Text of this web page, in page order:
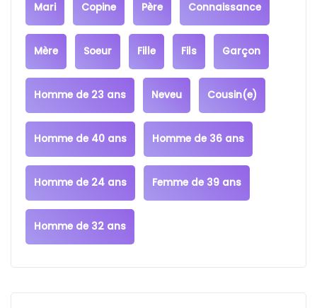
Mari Copine Père Connaissance
Mère Soeur Fille Fils Garçon
Homme de 23 ans Neveu Cousin(e)
Homme de 40 ans Homme de 36 ans
Homme de 24 ans Femme de 39 ans
Homme de 32 ans